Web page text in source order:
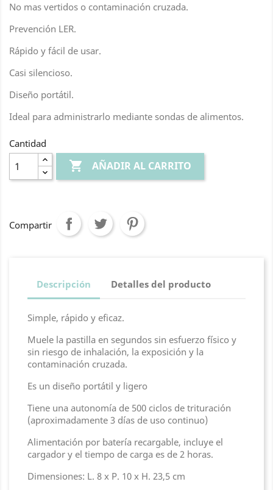
No mas vertidos o contaminación cruzada.
Prevención LER.
Rápido y fácil de usar.
Casi silencioso.
Diseño portátil.
Ideal para administrarlo mediante sondas de alimentos.
Cantidad
 AÑADIR AL CARRITO
Compartir
Descripción Detalles del producto
Simple, rápido y eficaz.
Muele la pastilla en segundos sin esfuerzo físico y
sin riesgo de inhalación, la exposición y la
contaminación cruzada.
Es un diseño portátil y ligero
Tiene una autonomía de 500 ciclos de trituración
(aproximadamente 3 días de uso continuo)
Alimentación por batería recargable, incluye el
cargador y el tiempo de carga es de 2 horas.
Dimensiones: L. 8 x P. 10 x H. 23,5 cm